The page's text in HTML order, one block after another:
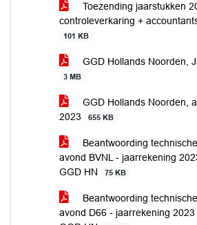
Toezending jaarstukken
controleverkaring +
101 KB
GGD Hollands Noorden,
3 MB
GGD Hollands Noorden,
2023
655 KB
Beantwoording
avond BVNL - jaarrekening
GGD HN
75 KB
Beantwoording
avond D66 - jaarrekening